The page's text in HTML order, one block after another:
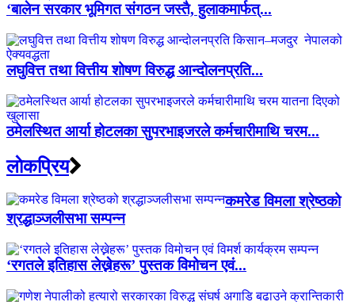
‘बालेन सरकार भूमिगत संगठन जस्तै, हुलाकमार्फत्...
लघुवित्त तथा वित्तीय शोषण विरुद्ध आन्दोलनप्रति...
ठमेलस्थित आर्या होटलका सुपरभाइजरले कर्मचारीमाथि चरम...
लाेकप्रिय
कमरेड विमला श्रेष्ठको
श्रद्धाञ्जलीसभा सम्पन्न
‘रगतले इतिहास लेख्नेहरू’ पुस्तक विमोचन एवं...